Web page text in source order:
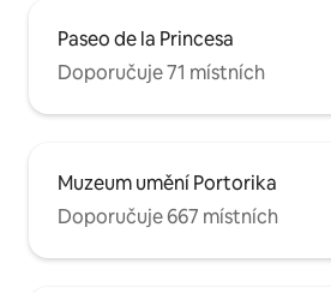
Paseo de la Princesa
Doporučuje 71 místních
Muzeum umění Portorika
Doporučuje 667 místních